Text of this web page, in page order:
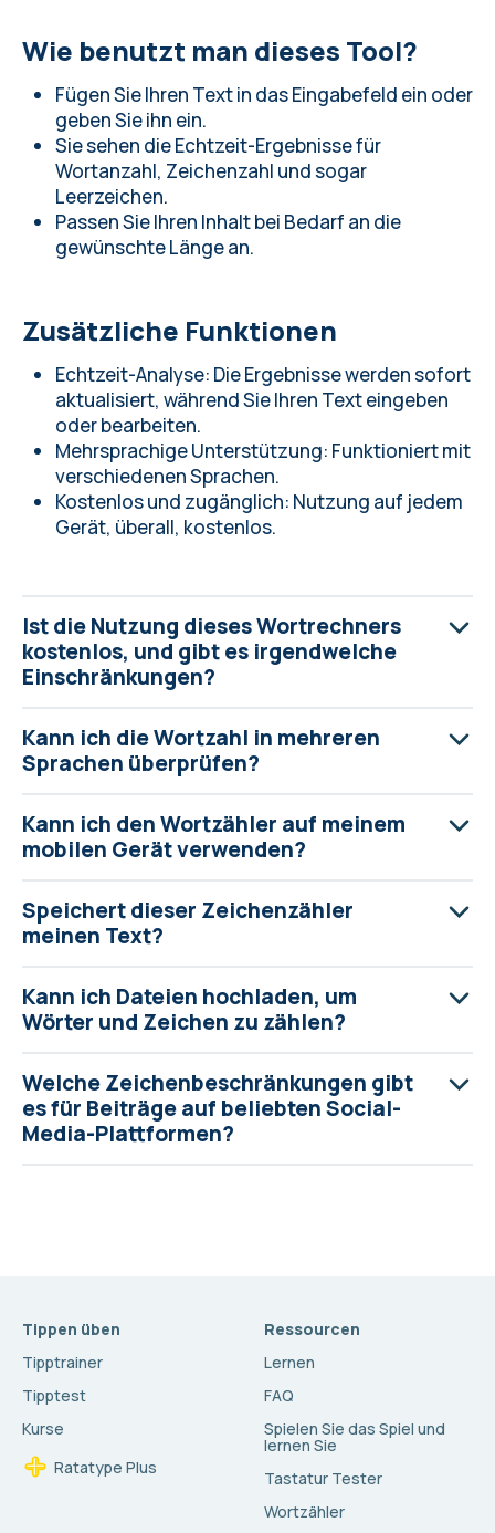
Wie benutzt man dieses Tool?
Fügen Sie Ihren Text in das Eingabefeld ein oder
geben Sie ihn ein.
Sie sehen die Echtzeit-Ergebnisse für
Wortanzahl, Zeichenzahl und sogar
Leerzeichen.
Passen Sie Ihren Inhalt bei Bedarf an die
gewünschte Länge an.
Zusätzliche Funktionen
Echtzeit-Analyse: Die Ergebnisse werden sofort
aktualisiert, während Sie Ihren Text eingeben
oder bearbeiten.
Mehrsprachige Unterstützung: Funktioniert mit
verschiedenen Sprachen.
Kostenlos und zugänglich: Nutzung auf jedem
Gerät, überall, kostenlos.
Ist die Nutzung dieses Wortrechners
kostenlos, und gibt es irgendwelche
Einschränkungen?
Kann ich die Wortzahl in mehreren
Sprachen überprüfen?
Kann ich den Wortzähler auf meinem
mobilen Gerät verwenden?
Speichert dieser Zeichenzähler
meinen Text?
Kann ich Dateien hochladen, um
Wörter und Zeichen zu zählen?
Welche Zeichenbeschränkungen gibt
es für Beiträge auf beliebten Social-
Media-Plattformen?
Tippen üben
Tipptrainer
Tipptest
Kurse
Ratatype Plus
Ressourcen
Lernen
FAQ
Spielen Sie das Spiel und
lernen Sie
Tastatur Tester
Wortzähler